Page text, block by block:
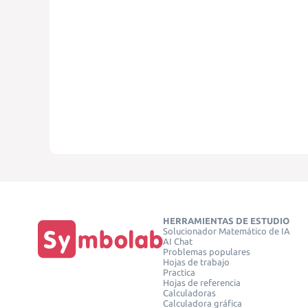
HERRAMIENTAS DE ESTUDIO
Solucionador Matemático de IA
AI Chat
Problemas populares
Hojas de trabajo
Practica
Hojas de referencia
Calculadoras
Calculadora gráfica